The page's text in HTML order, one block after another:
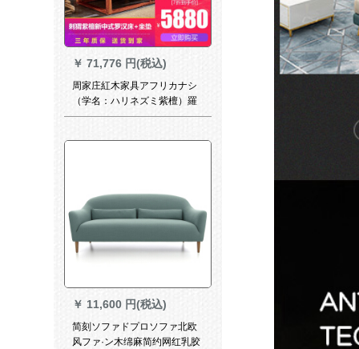
￥ 71,776 円(税込)
周家庄紅木家具アフリカナシ
（学名：ハリネズミ紫檀）羅
漢ベトドの無垢材ソフ・フー
￥ 11,600 円(税込)
简刻ソファドプロソファ北欧
风ファ·ン木绵麻简约网红乳胶